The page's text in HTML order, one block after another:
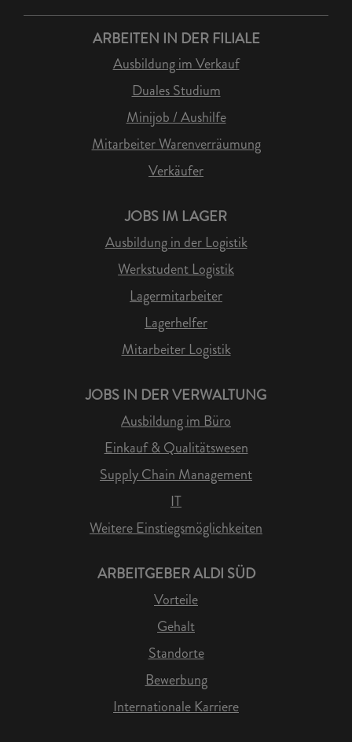
ARBEITEN IN DER FILIALE
Ausbildung im Verkauf
Duales Studium
Minijob / Aushilfe
Mitarbeiter Warenverräumung
Verkäufer
JOBS IM LAGER
Ausbildung in der Logistik
Werkstudent Logistik
Lagermitarbeiter
Lagerhelfer
Mitarbeiter Logistik
JOBS IN DER VERWALTUNG
Ausbildung im Büro
Einkauf & Qualitätswesen
Supply Chain Management
IT
Weitere Einstiegsmöglichkeiten
ARBEITGEBER ALDI SÜD
Vorteile
Gehalt
Standorte
Bewerbung
Internationale Karriere